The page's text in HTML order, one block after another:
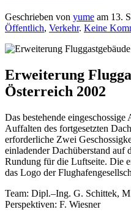
Geschrieben von yume am 13.
Öffentlich, Verkehr. Keine
Erweiterung
Österreich 2002
Das bestehende
Auffalten des fortgesetzten
erforderliche Zwei
einladender Dachüberstand auf
Rundung für die Luftseite. Die
das Logo der
Team: Dipl.–Ing. G. Schittek, M
Perspektiven: F. Wiesner